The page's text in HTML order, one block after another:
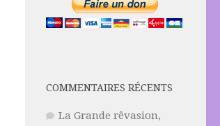
COMMENTAIRES RÉCENTS
La Grande rêvasion,